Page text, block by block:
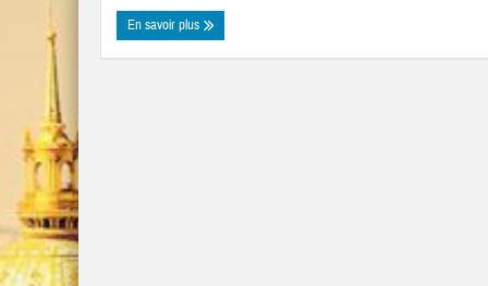
En savoir plus